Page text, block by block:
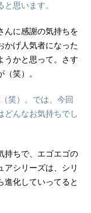
思います。
んに感謝の気持ちを
かげ人気者になった
うかと思って。さす
笑）。
笑）。では、今回
どんなお気持ちでし
持ちで、エゴエゴの
アシリーズは、シリ
進化していってると